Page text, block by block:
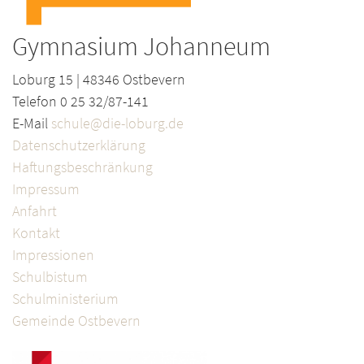
Gymnasium Johanneum
Loburg 15 | 48346 Ostbevern
Telefon 0 25 32/87-141
E-Mail schule@die-loburg.de
Datenschutzerklärung
Haftungsbeschränkung
Impressum
Anfahrt
Kontakt
Impressionen
Schulbistum
Schulministerium
Gemeinde Ostbevern